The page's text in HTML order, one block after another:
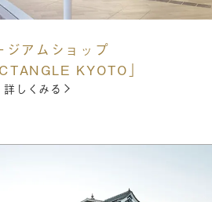
ジアムショップ
KYOTO」
詳しくみる